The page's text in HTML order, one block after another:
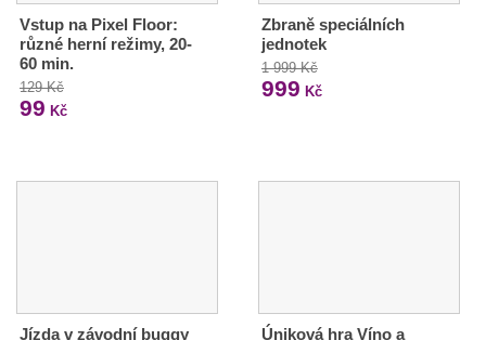
Vstup na Pixel Floor:
různé herní režimy, 20-
60 min.
129 Kč
99 Kč
Zbraně speciálních
jednotek
1 999 Kč
999 Kč
Jízda v závodní buggy
Úniková hra Víno a